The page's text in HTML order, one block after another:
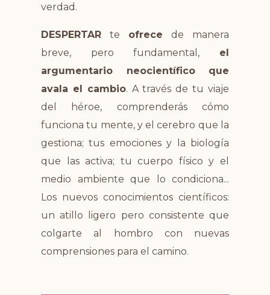
verdad.
DESPERTAR te ofrece de manera
breve, pero fundamental, el
argumentario neocientífico que
avala el cambio. A través de tu viaje
del héroe, comprenderás cómo
funciona tu mente, y el cerebro que la
gestiona; tus emociones y la biología
que las activa; tu cuerpo físico y el
medio ambiente que lo condiciona...
Los nuevos conocimientos científicos:
un atillo ligero pero consistente que
colgarte al hombro con nuevas
comprensiones para el camino.